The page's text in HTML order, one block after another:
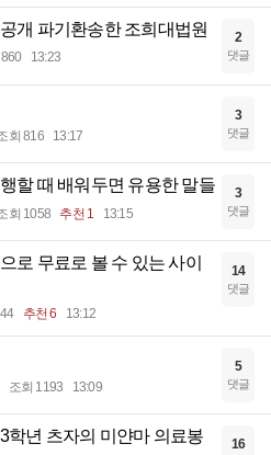
개 파기환송한 조희대법원
13:23
2
댓글
회 816 13:17
3
댓글
할 때 배워두면 유용한 말들
회 1058 추천 1 13:15
3
댓글
로 무료로 볼 수 있는 사이
추천 6 13:12
14
댓글
조회 1193 13:09
5
댓글
학년 츠자의 미얀마 의료봉
16